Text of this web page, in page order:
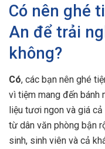
Có nên ghé
An để trải
không?
Có, các bạn nên ghé
vì tiệm mang đến bánh
liệu tươi ngon và giá
từ dân văn phòng bận
sinh, sinh viên và cả